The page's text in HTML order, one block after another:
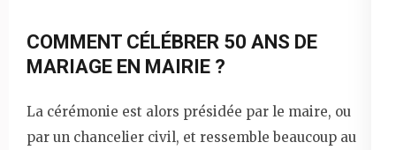
COMMENT CÉLÉBRER 50 ANS DE
MARIAGE EN MAIRIE ?
La cérémonie est alors présidée par le maire, ou
par un chancelier civil, et ressemble beaucoup au